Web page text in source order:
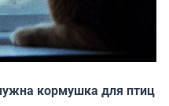
кормушка для птиц